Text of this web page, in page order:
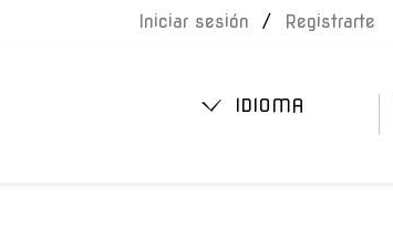
Iniciar sesión / Registrarte
IDIOMA